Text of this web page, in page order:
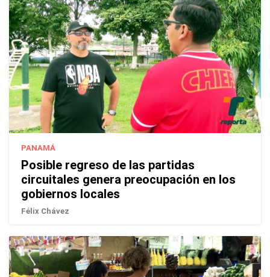
PANAMÁ
Posible regreso de las partidas
circuitales genera preocupación en los
gobiernos locales
Félix Chávez